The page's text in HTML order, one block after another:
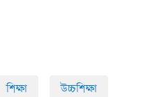
শিক্ষা উচ্চশিক্ষা